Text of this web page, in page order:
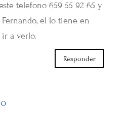
telefono 659 55 92 65 y
el lo tiene en
ir a verlo.
Responder